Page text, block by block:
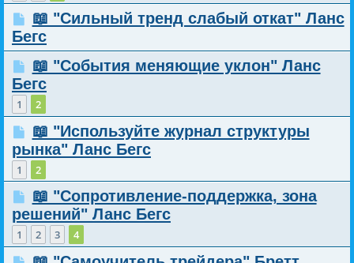
📖 "Сильный тренд слабый откат" Ланс
Бегс
📖 "События меняющие уклон" Ланс
Бегс
1 2
📖 "Используйте журнал структуры
рынка" Ланс Бегс
1 2
📖 "Сопротивление-поддержка, зона
решений" Ланс Бегс
1 2 3 4